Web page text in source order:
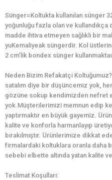
Sünger=Koltukta kullanılan sünger
yoğunluğu fazla olan ve
madde ihtiva etmeyen sağlıklı bir
yuKemaliyeak süngerdir. Kol
2 cm’lik bondex sünger
Neden Bizim Refakatçi
satalım diye bir düşüncemiz yok,
gözüne sokup kendimizden nefret
yok.Müşterilerimizi memnun edip
yaptırmaktır en büyük gayemiz.
kalite ve konforla harmanlayıp
bırakılmıştır. Ürünlerimize dikkat
firmalardaki koltuklara oranla daha
sebebi elbette altında yatan kalite
Teslimat Koşulları: